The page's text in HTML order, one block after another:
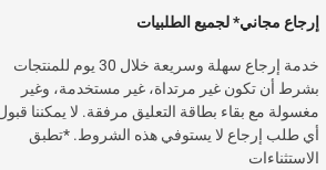
إرجاع مجاني* لجميع الطلبيات
خدمة إرجاع سهلة وسريعة خلال 30 يوم للمنتجات
بشرط أن تكون غير مرتداة، غير مستخدمة، وغير
مغسولة مع بقاء بطاقة التعليق مرفقة. لا يمكننا
أي طلب إرجاع لا يستوفي هذه الشروط. *تطبق
الاستثناءات